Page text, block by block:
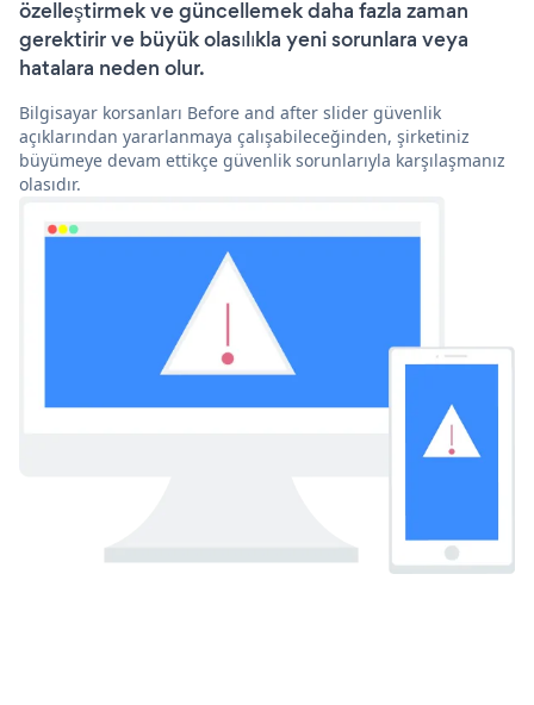
özelleştirmek ve güncellemek daha fazla zaman
gerektirir ve büyük olasılıkla yeni sorunlara veya
hatalara neden olur.
Bilgisayar korsanları Before and after slider güvenlik
açıklarından yararlanmaya çalışabileceğinden, şirketiniz
büyümeye devam ettikçe güvenlik sorunlarıyla karşılaşmanız
olasıdır.